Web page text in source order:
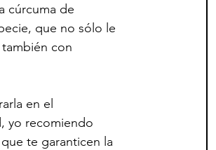
cúrcuma de
que no sólo le
con
en el
yo recomiendo
te garanticen la